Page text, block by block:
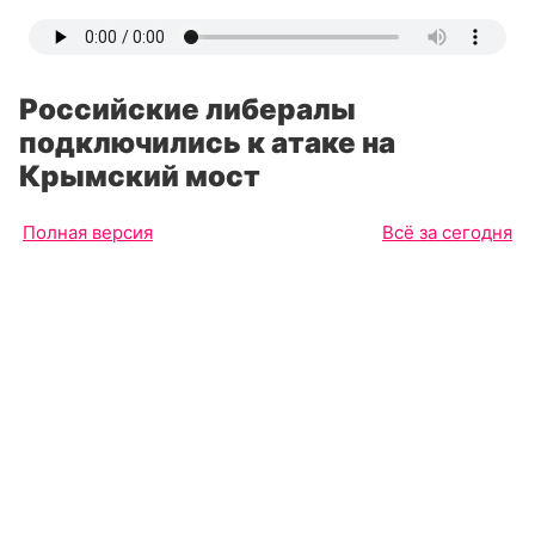
Российские либералы
подключились к атаке на
Крымский мост
Полная версия Всё за сегодня